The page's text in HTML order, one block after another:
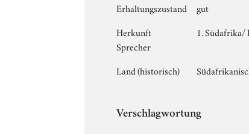
Erhaltungszustand
gut
Herkunft
Sprecher
1. Südafrika/
Land (historisch)
Verschlagwortung